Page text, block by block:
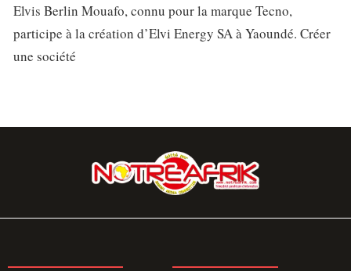
Elvis Berlin Mouafo, connu pour la marque Tecno,
participe à la création d’Elvi Energy SA à Yaoundé. Créer
une société